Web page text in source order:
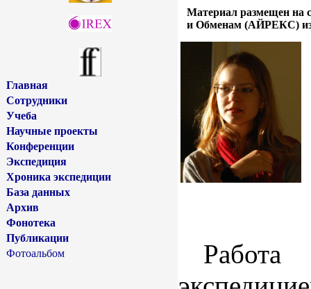
Главная
Сотрудники
Учеба
Научные проекты
Конференции
Экспедиция
Хроника экспедиции
База данных
Архив
Фонотека
Публикации
Фотоальбом
Материал размещен на
и Обменам (АЙРЕКС) из
Работа